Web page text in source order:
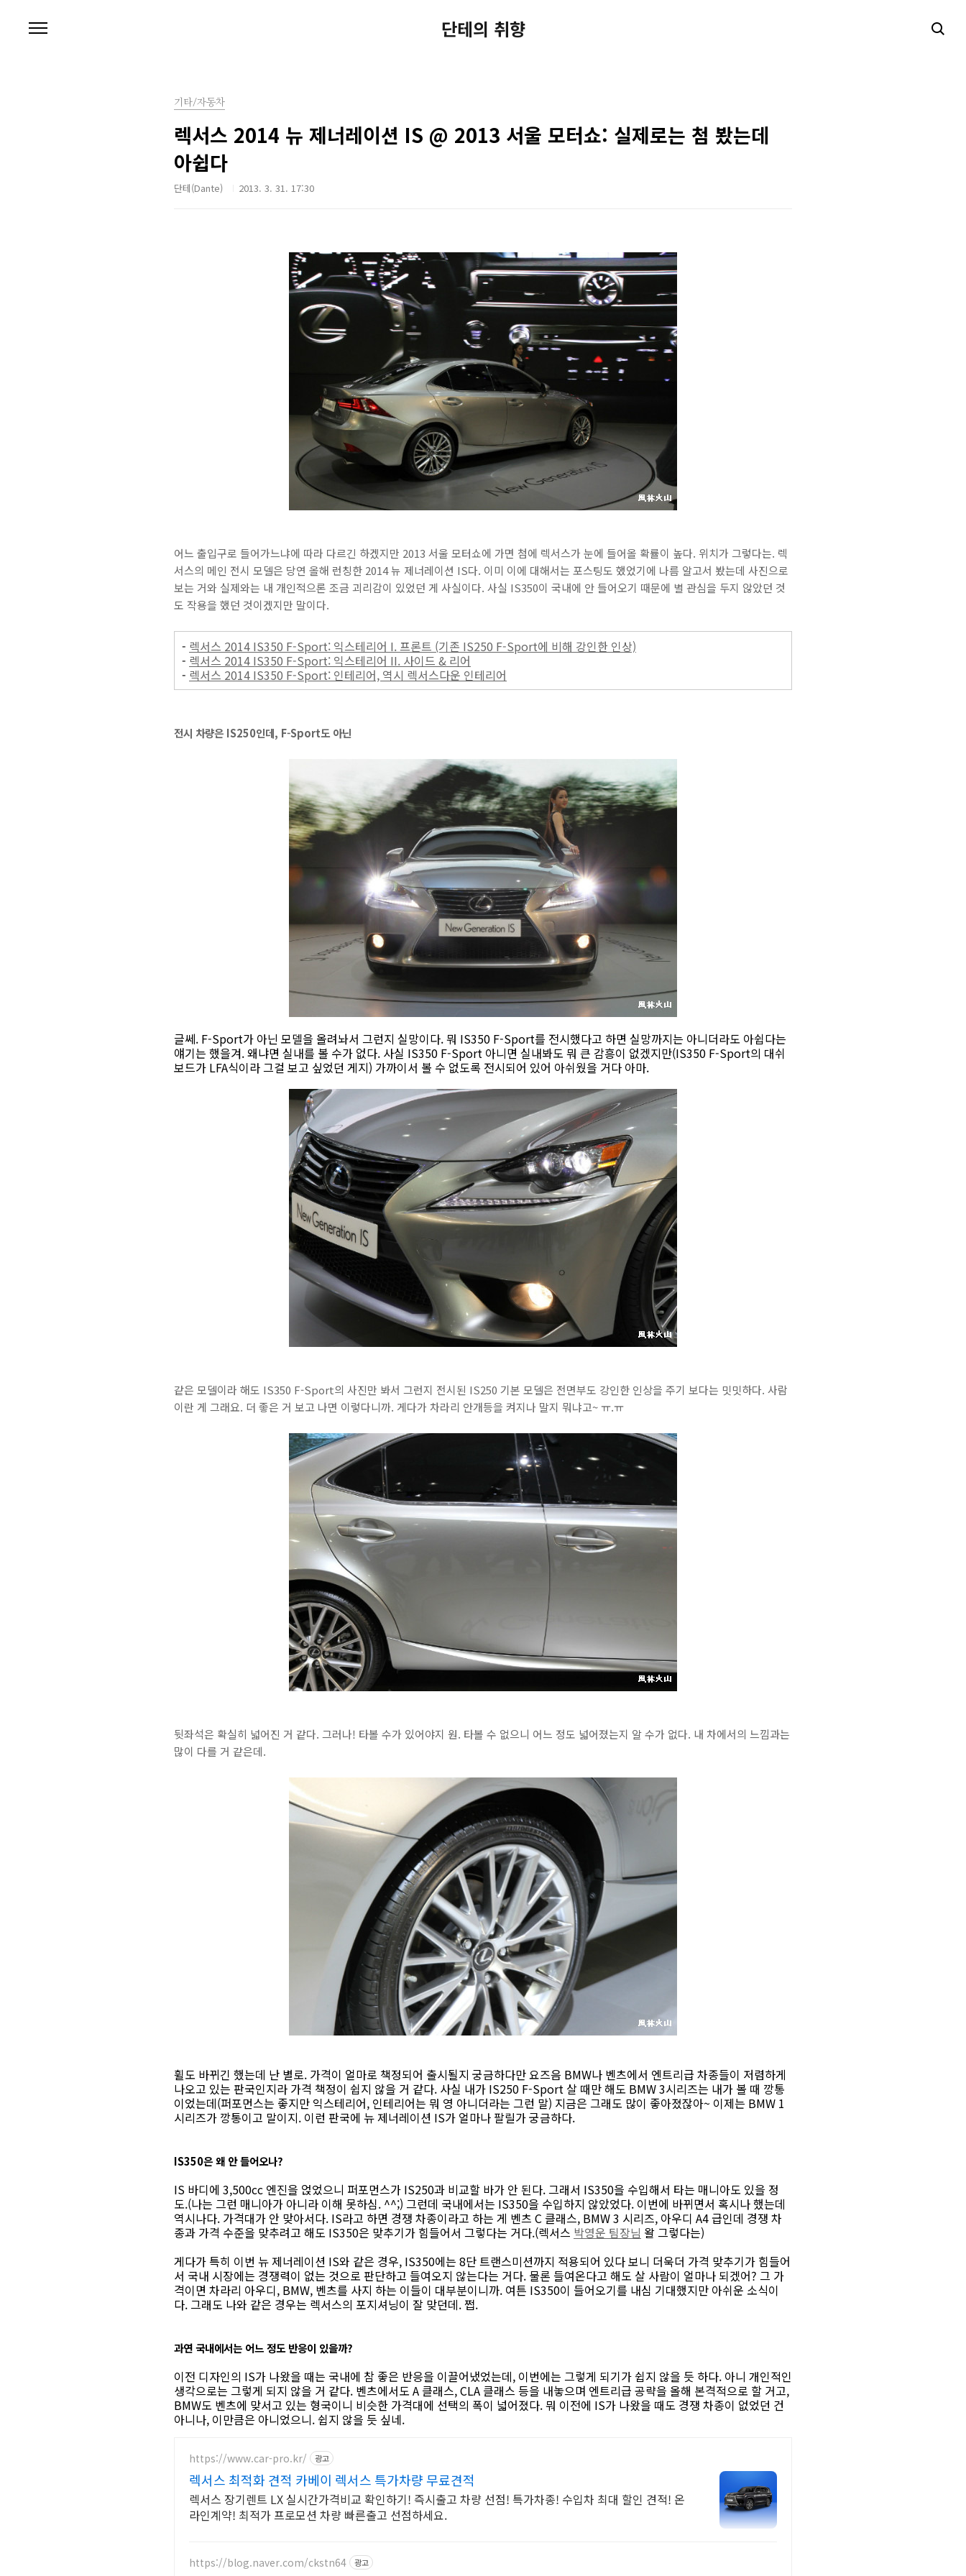
단테의 취향
기타/자동차
렉서스 2014 뉴 제너레이션 IS @ 2013 서울 모터쇼: 실제로는 첨 봤는데
아쉽다
단테(Dante) 2013. 3. 31. 17:30
어느 출입구로 들어가느냐에 따라 다르긴 하겠지만 2013 서울 모터쇼에 가면 첨에 렉서스가 눈에 들어올 확률이 높다. 위치가 그렇다는. 렉
서스의 메인 전시 모델은 당연 올해 런칭한 2014 뉴 제너레이션 IS다. 이미 이에 대해서는 포스팅도 했었기에 나름 알고서 봤는데 사진으로
보는 거와 실제와는 내 개인적으론 조금 괴리감이 있었던 게 사실이다. 사실 IS350이 국내에 안 들어오기 때문에 별 관심을 두지 않았던 것
도 작용을 했던 것이겠지만 말이다.
- 렉서스 2014 IS350 F-Sport: 익스테리어 I. 프론트 (기존 IS250 F-Sport에 비해 강인한 인상)
- 렉서스 2014 IS350 F-Sport: 익스테리어 II. 사이드 & 리어
- 렉서스 2014 IS350 F-Sport: 인테리어, 역시 렉서스다운 인테리어
전시 차량은 IS250인데, F-Sport도 아닌
글쎄. F-Sport가 아닌 모델을 올려놔서 그런지 실망이다. 뭐 IS350 F-Sport를 전시했다고 하면 실망까지는 아니더라도 아쉽다는
얘기는 했을겨. 왜냐면 실내를 볼 수가 없다. 사실 IS350 F-Sport 아니면 실내봐도 뭐 큰 감흥이 없겠지만(IS350 F-Sport의 대쉬
보드가 LFA식이라 그걸 보고 싶었던 게지) 가까이서 볼 수 없도록 전시되어 있어 아쉬웠을 거다 아마.
같은 모델이라 해도 IS350 F-Sport의 사진만 봐서 그런지 전시된 IS250 기본 모델은 전면부도 강인한 인상을 주기 보다는 밋밋하다. 사람
이란 게 그래요. 더 좋은 거 보고 나면 이렇다니까. 게다가 차라리 안개등을 켜지나 말지 뭐냐고~ ㅠ.ㅠ
뒷좌석은 확실히 넓어진 거 같다. 그러나! 타볼 수가 있어야지 원. 타볼 수 없으니 어느 정도 넓어졌는지 알 수가 없다. 내 차에서의 느낌과는
많이 다를 거 같은데.
휠도 바뀌긴 했는데 난 별로. 가격이 얼마로 책정되어 출시될지 궁금하다만 요즈음 BMW나 벤츠에서 엔트리급 차종들이 저렴하게
나오고 있는 판국인지라 가격 책정이 쉽지 않을 거 같다. 사실 내가 IS250 F-Sport 살 때만 해도 BMW 3시리즈는 내가 볼 때 깡통
이었는데(퍼포먼스는 좋지만 익스테리어, 인테리어는 뭐 영 아니더라는 그런 말) 지금은 그래도 많이 좋아졌잖아~ 이제는 BMW 1
시리즈가 깡통이고 말이지. 이런 판국에 뉴 제너레이션 IS가 얼마나 팔릴가 궁금하다.
IS350은 왜 안 들어오나?
IS 바디에 3,500cc 엔진을 얹었으니 퍼포먼스가 IS250과 비교할 바가 안 된다. 그래서 IS350을 수입해서 타는 매니아도 있을 정
도.(나는 그런 매니아가 아니라 이해 못하심. ^^;) 그런데 국내에서는 IS350을 수입하지 않았었다. 이번에 바뀌면서 혹시나 했는데
역시나다. 가격대가 안 맞아서다. IS라고 하면 경쟁 차종이라고 하는 게 벤츠 C 클래스, BMW 3 시리즈, 아우디 A4 급인데 경쟁 차
종과 가격 수준을 맞추려고 해도 IS350은 맞추기가 힘들어서 그렇다는 거다.(렉서스 박영운 팀장님 왈 그렇다는)
게다가 특히 이번 뉴 제너레이션 IS와 같은 경우, IS350에는 8단 트랜스미션까지 적용되어 있다 보니 더욱더 가격 맞추기가 힘들어
서 국내 시장에는 경쟁력이 없는 것으로 판단하고 들여오지 않는다는 거다. 물론 들여온다고 해도 살 사람이 얼마나 되겠어? 그 가
격이면 차라리 아우디, BMW, 벤츠를 사지 하는 이들이 대부분이니까. 여튼 IS350이 들어오기를 내심 기대했지만 아쉬운 소식이
다. 그래도 나와 같은 경우는 렉서스의 포지셔닝이 잘 맞던데. 쩝.
과연 국내에서는 어느 정도 반응이 있을까?
이전 디자인의 IS가 나왔을 때는 국내에 참 좋은 반응을 이끌어냈었는데, 이번에는 그렇게 되기가 쉽지 않을 듯 하다. 아니 개인적인
생각으로는 그렇게 되지 않을 거 같다. 벤츠에서도 A 클래스, CLA 클래스 등을 내놓으며 엔트리급 공략을 올해 본격적으로 할 거고,
BMW도 벤츠에 맞서고 있는 형국이니 비슷한 가격대에 선택의 폭이 넓어졌다. 뭐 이전에 IS가 나왔을 때도 경쟁 차종이 없었던 건
아니나, 이만큼은 아니었으니. 쉽지 않을 듯 싶네.
https://www.car-pro.kr/ 광고
렉서스 최적화 견적 카베이 렉서스 특가차량 무료견적
렉서스 장기렌트 LX 실시간가격비교 확인하기! 즉시출고 차량 선점! 특가차종! 수입차 최대 할인 견적! 온
라인계약! 최적가 프로모션 차량 빠른출고 선점하세요.
https://blog.naver.com/ckstn64 광고